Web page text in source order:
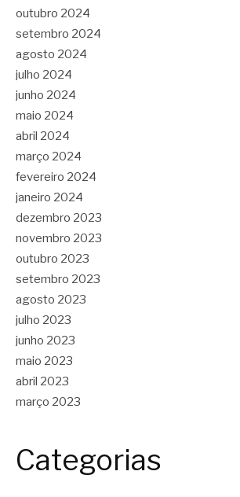
outubro 2024
setembro 2024
agosto 2024
julho 2024
junho 2024
maio 2024
abril 2024
março 2024
fevereiro 2024
janeiro 2024
dezembro 2023
novembro 2023
outubro 2023
setembro 2023
agosto 2023
julho 2023
junho 2023
maio 2023
abril 2023
março 2023
Categorias